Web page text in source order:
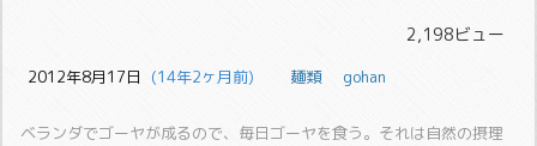
2,198ビュー
2012年8月17日
  (14年2ヶ月前)
麺類 gohan
ベランダでゴーヤが成るので、毎日ゴーヤを食う。 それは自然の摂理